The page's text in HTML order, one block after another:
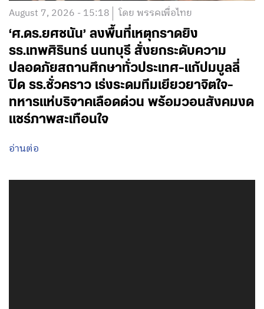
August 7, 2026 - 15:18 โดย พรรคเพื่อไทย
‘ศ.ดร.ยศชนัน’ ลงพื้นที่เหตุกราดยิง
รร.เทพศิรินทร์ นนทบุรี สั่งยกระดับความ
ปลอดภัยสถานศึกษาทั่วประเทศ-แก้ปมบูลลี่
ปิด รร.ชั่วคราว เร่งระดมทีมเยียวยาจิตใจ-
ทหารแห่บริจาคเลือดด่วน พร้อมวอนสังคมงด
แชร์ภาพสะเทือนใจ
อ่านต่อ